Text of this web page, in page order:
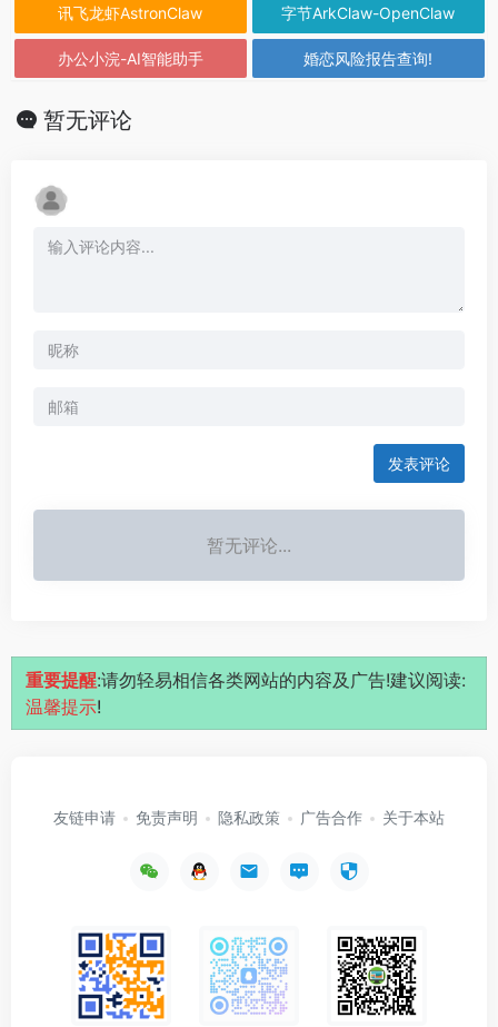
讯飞龙虾AstronClaw 字节ArkClaw-OpenClaw
办公小浣-AI智能助手 婚恋风险报告查询!
暂无评论
发表评论
暂无评论...
重要提醒:请勿轻易相信各类网站的内容及广告!建议阅读:
温馨提示!
友链申请 免责声明 隐私政策 广告合作 关于本站